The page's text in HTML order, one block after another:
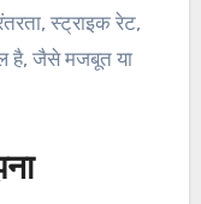
स्ट्राइक रेट,
है, जैसे मजबूत या